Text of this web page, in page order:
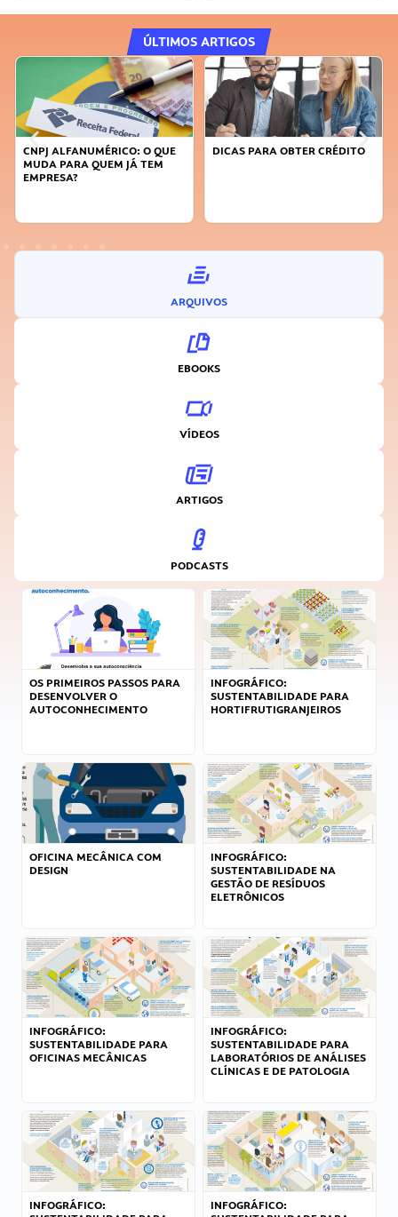
ÚLTIMOS ARTIGOS
CNPJ ALFANUMÉRICO: O QUE
MUDA PARA QUEM JÁ TEM
EMPRESA?
DICAS PARA OBTER CRÉDITO
ARQUIVOS
EBOOKS
VÍDEOS
ARTIGOS
PODCASTS
OS PRIMEIROS PASSOS PARA
DESENVOLVER O
AUTOCONHECIMENTO
INFOGRÁFICO:
SUSTENTABILIDADE PARA
HORTIFRUTIGRANJEIROS
OFICINA MECÂNICA COM
DESIGN
INFOGRÁFICO:
SUSTENTABILIDADE NA
GESTÃO DE RESÍDUOS
ELETRÔNICOS
INFOGRÁFICO:
SUSTENTABILIDADE PARA
OFICINAS MECÂNICAS
INFOGRÁFICO:
SUSTENTABILIDADE PARA
LABORATÓRIOS DE ANÁLISES
CLÍNICAS E DE PATOLOGIA
INFOGRÁFICO:
INFOGRÁFICO: